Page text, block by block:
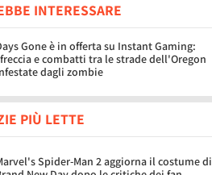
INTERESSARE
Gone è in offerta su Instant Gaming:
e combatti tra le strade dell'Oregon
dagli zombie
PIÙ LETTE
Spider-Man 2 aggiorna il costume di